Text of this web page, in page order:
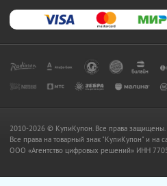
2010-2026 © КупиКупон. Все права защищены.
Все права на товарный знак "КупиКупон" и на
OOO «Агентство цифровых решений» ИНН